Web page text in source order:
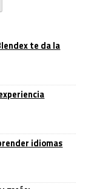
te da la
idiomas